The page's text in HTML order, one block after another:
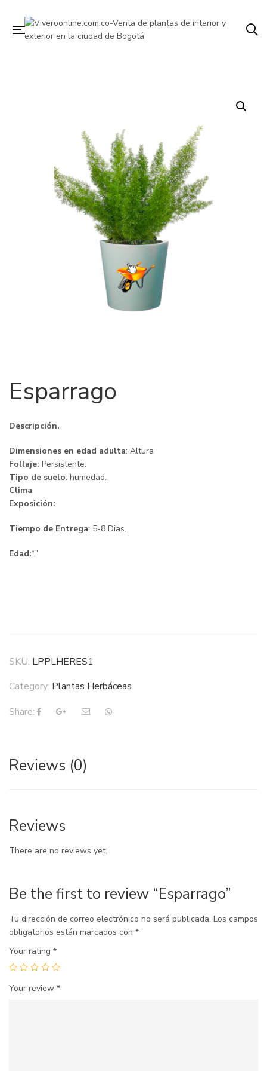
Esparrago
Descripción.
Dimensiones en edad adulta: Altura
Follaje: Persistente.
Tipo de suelo: humedad.
Clima:
Exposición:
Tiempo de Entrega: 5-8 Dias.
Edad:“,”
SKU: LPPLHERES1
Category: Plantas Herbáceas
Share:
Reviews (0)
Reviews
There are no reviews yet.
Be the first to review “Esparrago”
Tu dirección de correo electrónico no será publicada. Los campos
obligatorios están marcados con *
Your rating *
Your review *